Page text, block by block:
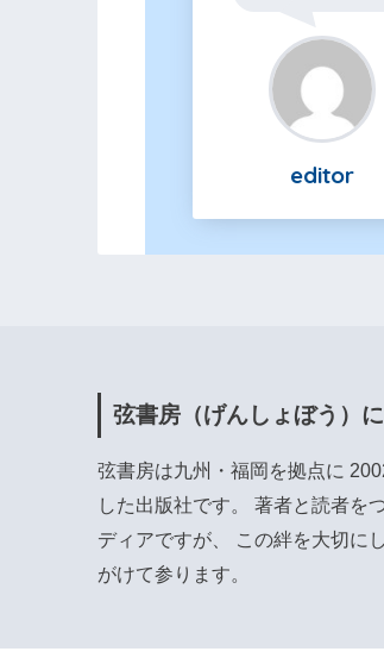
editor
弦書房（げんしょぼう）
弦書房は九州・福岡を拠点に
した出版社です。 著者と読者を
ディアですが、 この絆を大切に
がけて参ります。